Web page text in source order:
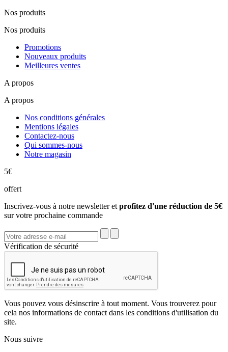
Nos produits
Nos produits
Promotions
Nouveaux produits
Meilleures ventes
A propos
A propos
Nos conditions générales
Mentions légales
Contactez-nous
Qui sommes-nous
Notre magasin
5€
offert
Inscrivez-vous à notre newsletter et profitez d'une réduction de 5€
sur votre prochaine commande
Vérification de sécurité
Vous pouvez vous désinscrire à tout moment. Vous trouverez pour
cela nos informations de contact dans les conditions d'utilisation du
site.
Nous suivre